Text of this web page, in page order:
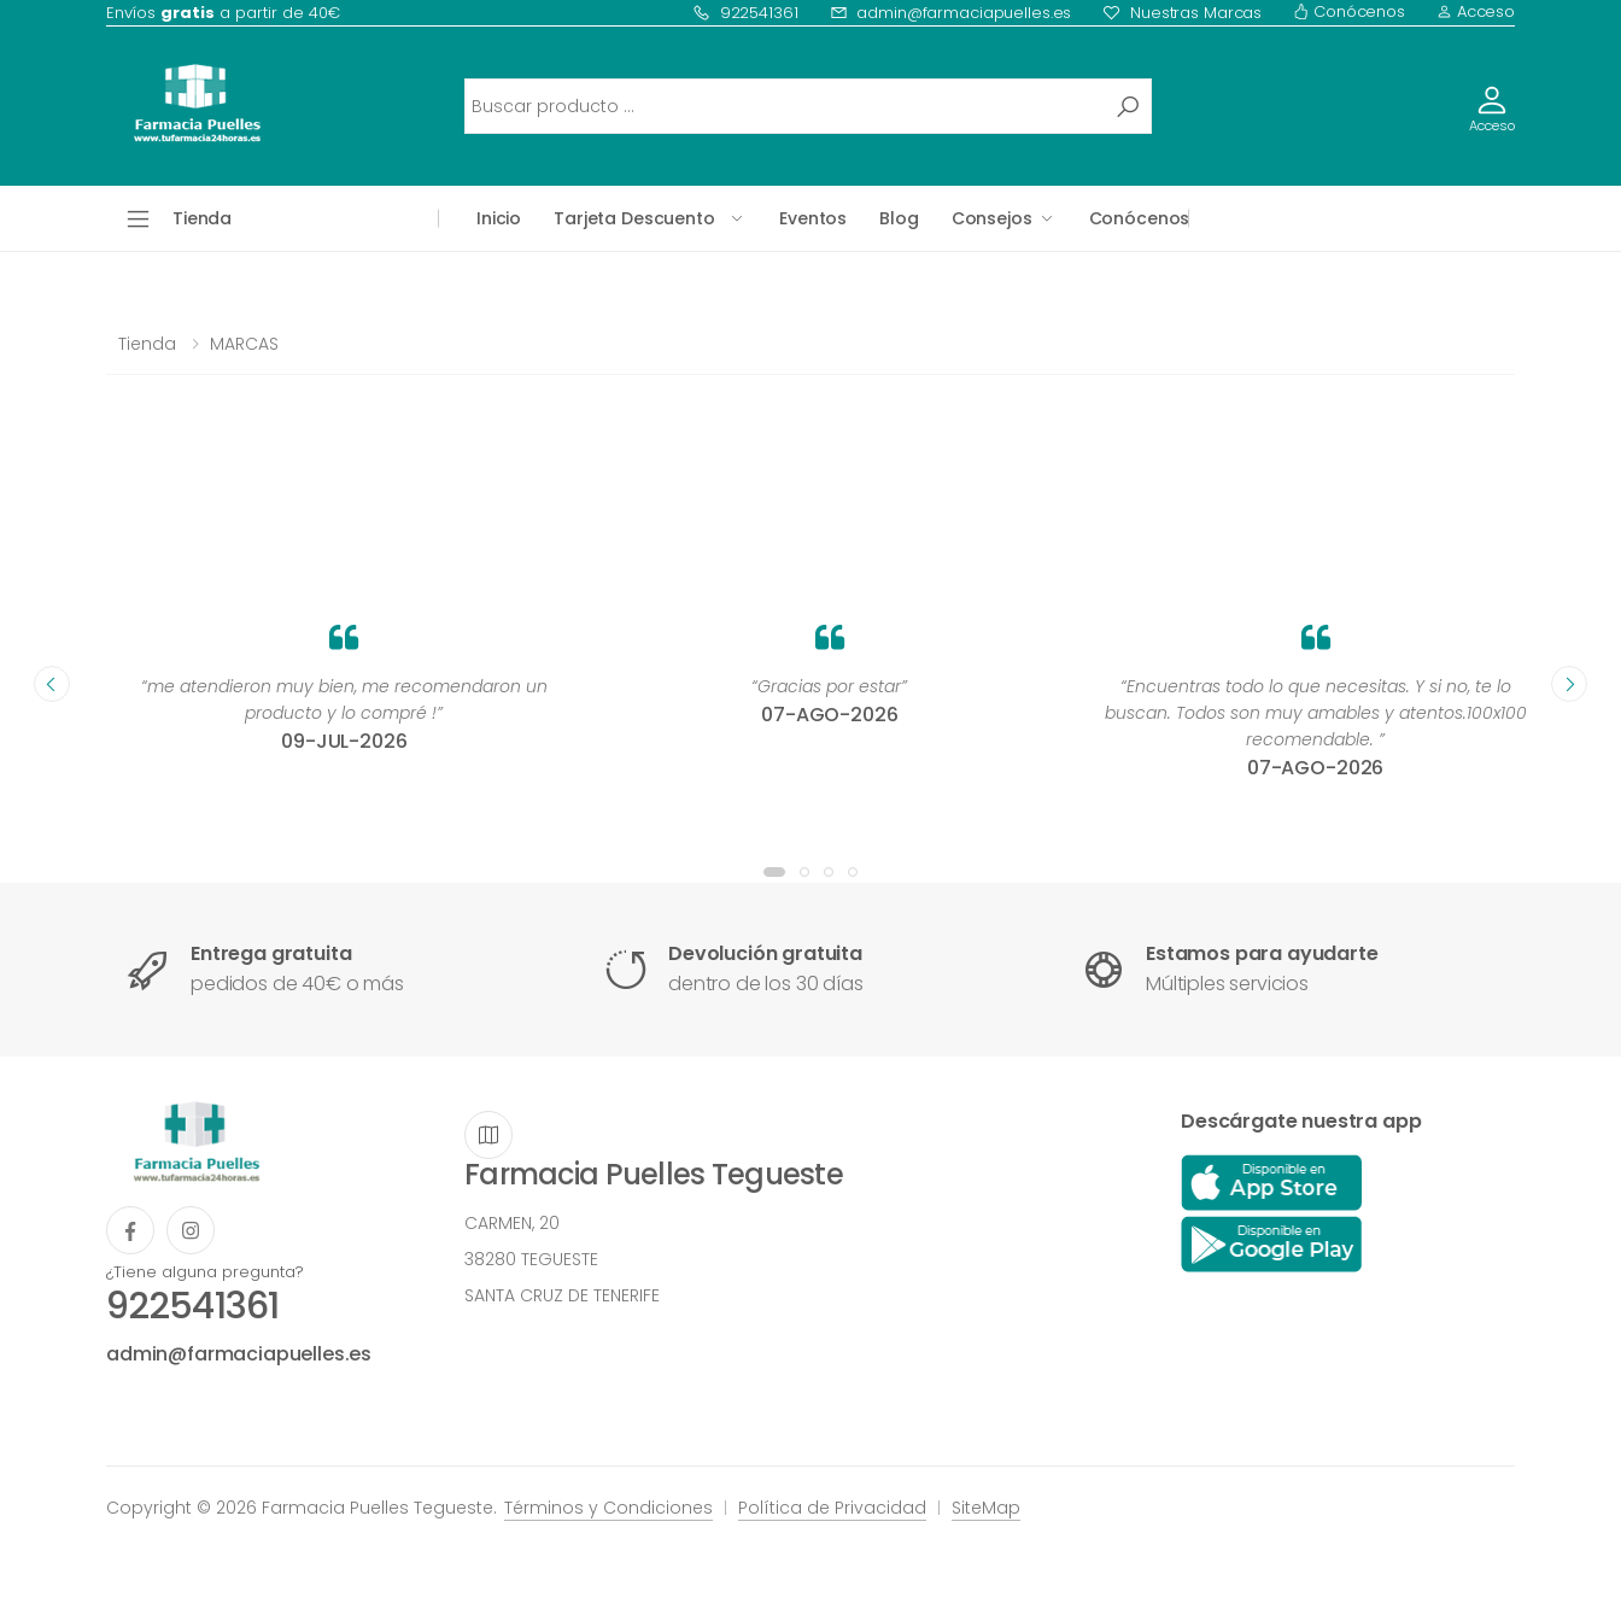
Envíos gratis a partir de 40€ 922541361 admin@farmaciapuelles.es Nuestras Marcas Conócenos Acceso
Acceso
Tienda Inicio Tarjeta Descuento Eventos Blog Consejos Conócenos
Tienda MARCAS
”
“me atendieron muy bien, me recomendaron un
producto y lo compré !”
09-JUL-2026
“Gracias por estar”
07-AGO-2026
“Encuentras todo lo que necesitas. Y si no, te lo
buscan. Todos son muy amables y atentos.100x100
recomendable. ”
07-AGO-2026
Entrega gratuita
pedidos de 40€ o más
Devolución gratuita
dentro de los 30 días
Estamos para ayudarte
Múltiples servicios
¿Tiene alguna pregunta?
922541361
admin@farmaciapuelles.es
Farmacia Puelles Tegueste
CARMEN, 20
38280 TEGUESTE
SANTA CRUZ DE TENERIFE
Descárgate nuestra app
Copyright © 2026 Farmacia Puelles Tegueste. Términos y Condiciones Política de Privacidad SiteMap